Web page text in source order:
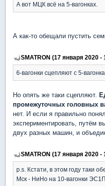
А вот МЦК всё на 5-вагонках.
А как-то обещали пустить
SMATRON (17 января 2020 -
6-вагонки сцепляют с 5-
Но опять же таки сцепляют.
промежуточных головных
нет. И если я правильно
экспериментировать, путём
двух разных машин, и
SMATRON (17 января 2020 -
p.s. Кстати, в этом году таки
Мск - НиНо на 10-вагонки